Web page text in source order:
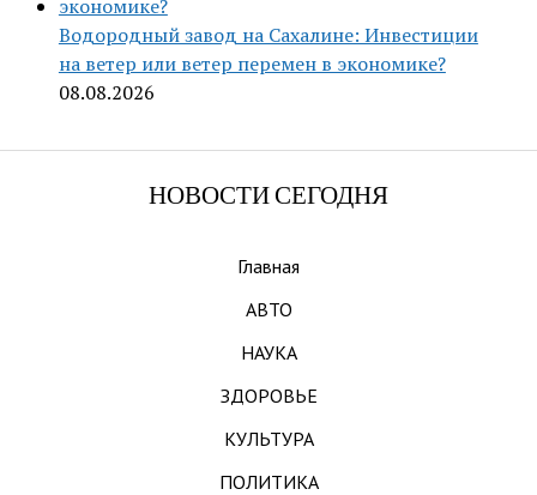
Водородный завод на Сахалине: Инвестиции
на ветер или ветер перемен в экономике?
08.08.2026
НОВОСТИ СЕГОДНЯ
Главная
АВТО
НАУКА
ЗДОРОВЬЕ
КУЛЬТУРА
ПОЛИТИКА